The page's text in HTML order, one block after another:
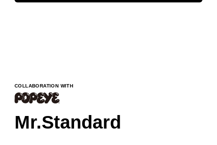
COLLABORATION WITH
Mr.Standard